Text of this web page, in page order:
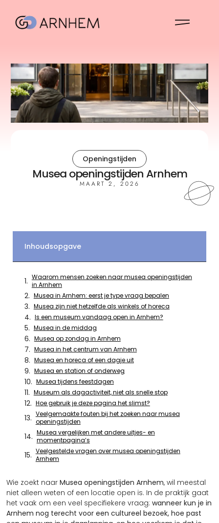
Openingstijden
Musea openingstijden Arnhem
MAART 2, 2026
Wie zoekt naarMusea openingstijden Arnhem, wil meestal
niet alleen weten of een locatie open is. In de praktijk gaat
het vaak om een veel specifiekere vraag:wanneer kun je in
Arnhem nog terecht voor een cultureel bezoek, hoe past
Inhoudsopgave
Waarom mensen zoeken naar musea openingstijden
in Arnhem
Musea in Arnhem: eerst je type vraag bepalen
Musea zijn niet hetzelfde als winkels of horeca
Is een museum vandaag open in Arnhem?
Musea in de middag
Musea op zondag in Arnhem
Musea in het centrum van Arnhem
Musea en horeca of een dagje uit
Musea en station of onderweg
Musea tijdens feestdagen
Museum als dagactiviteit, niet als snelle stop
Hoe gebruik je deze pagina het slimst?
Veelgemaakte fouten bij het zoeken naar musea
openingstijden
Musea vergelijken met andere uitjes- en
momentpagina’s
Veelgestelde vragen over musea openingstijden
Arnhem